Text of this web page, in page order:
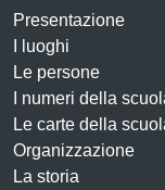
Presentazione
I luoghi
Le persone
I numeri della
Le carte della
Organizzazione
La storia